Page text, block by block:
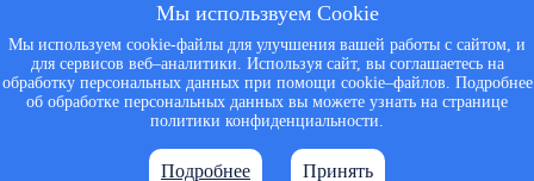
полноценную регуляцию воздуха.
Это удобно активным детям, которые много крутятся во сне
или часто носят.
Политика конфиденциальности
Мы использвуем Cookie
Мы используем cookie-файлы для улучшения вашей работы с сайтом, и
для сервисов веб–аналитики. Используя сайт, вы соглашаетесь на
обработку персональных данных при помощи cookie–файлов. Подробнее
об обработке персональных данных вы можете узнать на странице
политики конфиденциальности.
Подробнее Принять